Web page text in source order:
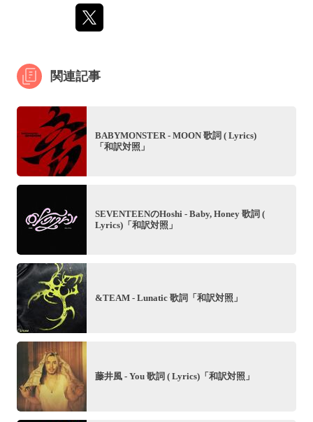
関連記事
BABYMONSTER - MOON 歌詞 ( Lyrics)
「和訳対照」
SEVENTEENのHoshi - Baby, Honey 歌詞 (
Lyrics)「和訳対照」
&TEAM - Lunatic 歌詞「和訳対照」
藤井風 - You 歌詞 ( Lyrics)「和訳対照」